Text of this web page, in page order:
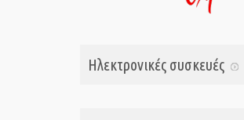
Ηλεκτρονικές συσκευές